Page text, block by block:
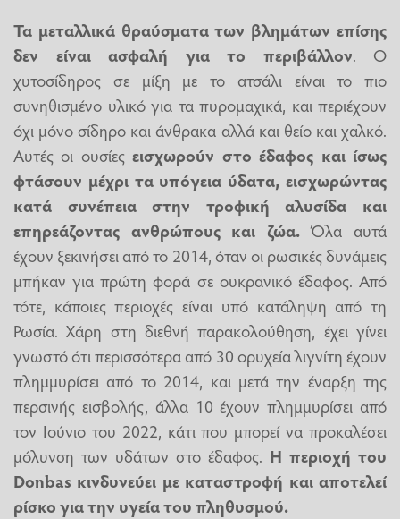
Τα μεταλλικά θραύσματα των βλημάτων επίσης
δεν είναι ασφαλή για το περιβάλλον. Ο
χυτοσίδηρος σε μίξη με το ατσάλι είναι το πιο
συνηθισμένο υλικό για τα πυρομαχικά, και περιέχουν
όχι μόνο σίδηρο και άνθρακα αλλά και θείο και χαλκό.
Αυτές οι ουσίεςεισχωρούν στο έδαφος και ίσως
φτάσουν μέχρι τα υπόγεια ύδατα, εισχωρώντας
κατά συνέπεια στην τροφική αλυσίδα και
επηρεάζοντας ανθρώπους και ζώα.Όλα αυτά
έχουν ξεκινήσει από το 2014, όταν οι ρωσικές δυνάμεις
μπήκαν για πρώτη φορά σε ουκρανικό έδαφος. Από
τότε, κάποιες περιοχές είναι υπό κατάληψη από τη
Ρωσία. Χάρη στη διεθνή παρακολούθηση, έχει γίνει
γνωστό ότι περισσότερα από 30 ορυχεία λιγνίτη έχουν
πλημμυρίσει από το 2014, και μετά την έναρξη της
περσινής εισβολής, άλλα 10 έχουν πλημμυρίσει από
τον Ιούνιο του 2022, κάτι που μπορεί να προκαλέσει
μόλυνση των υδάτων στο έδαφος. Η περιοχή του
Donbas κινδυνεύει με καταστροφή και αποτελεί
ρίσκο για την υγεία του πληθυσμού.